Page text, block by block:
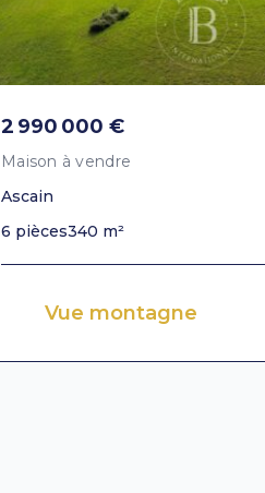
2 990 000 €
Maison à vendre
Ascain
6 pièces340 m²
Vue montagne